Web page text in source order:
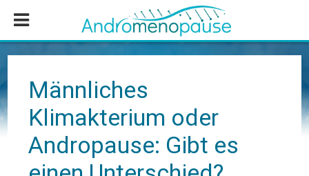
Inhalt
springen
Seitenspalte
springen
Fußzeile
springen
Männliches
Klimakterium oder
Andropause: Gibt es